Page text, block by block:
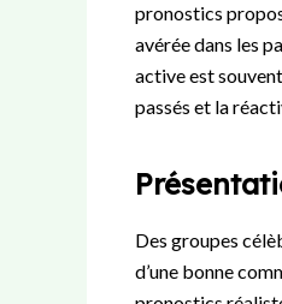
pronostics
avérée dans les
active est
passés et la
Des groupes
d’une bonne